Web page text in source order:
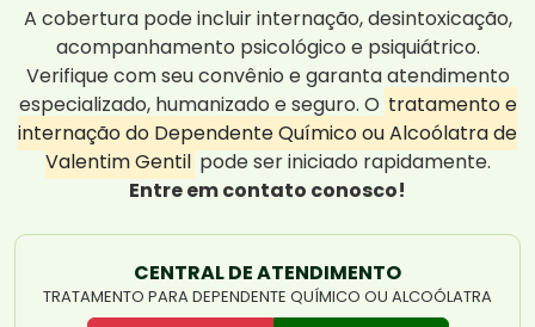
A cobertura pode incluir internação, desintoxicação,
acompanhamento psicológico e psiquiátrico.
Verifique com seu convênio e garanta atendimento
especializado, humanizado e seguro. O tratamento e
internação do Dependente Químico ou Alcoólatra de
Valentim Gentil pode ser iniciado rapidamente.
Entre em contato conosco!
CENTRAL DE ATENDIMENTO
TRATAMENTO PARA DEPENDENTE QUÍMICO OU ALCOÓLATRA